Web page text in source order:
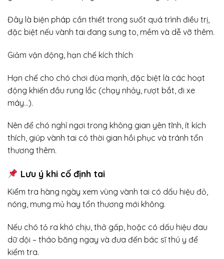
Đây là biện pháp cần thiết trong suốt quá trình điều trị,
đặc biệt nếu vành tai đang sưng to, mềm và dễ vỡ thêm.
Giảm vận động, hạn chế kích thích
Hạn chế cho chó chơi đùa mạnh, đặc biệt là các hoạt
động khiến đầu rung lắc (chạy nhảy, rượt bắt, đi xe
máy…).
Nên để chó nghỉ ngơi trong không gian yên tĩnh, ít kích
thích, giúp vành tai có thời gian hồi phục và tránh tổn
thương thêm.
Lưu ý khi cố định tai
Kiểm tra hàng ngày xem vùng vành tai có dấu hiệu đỏ,
nóng, mưng mủ hay tổn thương mới không.
Nếu chó tỏ ra khó chịu, thở gấp, hoặc có dấu hiệu đau
dữ dội – tháo băng ngay và đưa đến bác sĩ thú y để
kiểm tra.